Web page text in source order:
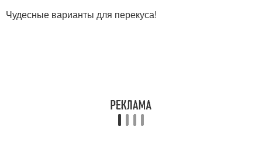
Чудесные варианты для перекуса!